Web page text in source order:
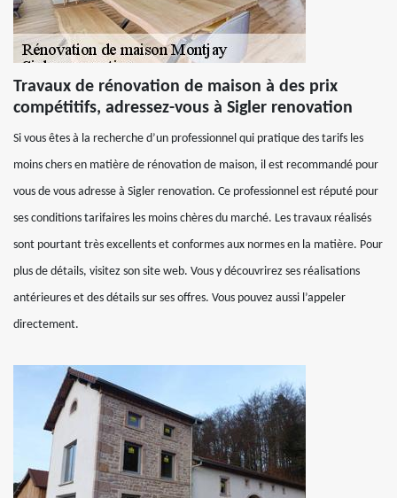
Travaux de rénovation de maison à des prix
compétitifs, adressez-vous à Sigler renovation
Si vous êtes à la recherche d’un professionnel qui pratique des tarifs les
moins chers en matière de rénovation de maison, il est recommandé pour
vous de vous adresse à Sigler renovation. Ce professionnel est réputé pour
ses conditions tarifaires les moins chères du marché. Les travaux réalisés
sont pourtant très excellents et conformes aux normes en la matière. Pour
plus de détails, visitez son site web. Vous y découvrirez ses réalisations
antérieures et des détails sur ses offres. Vous pouvez aussi l’appeler
directement.